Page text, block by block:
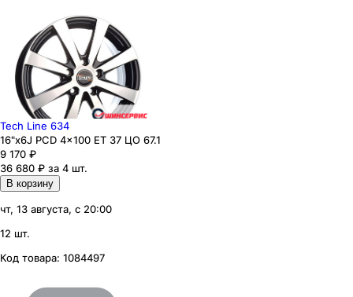
Tech Line 634
16"x6J PCD 4x100 ЕТ 37 ЦО 67.1
9 170 ₽
36 680 ₽ за 4 шт.
В корзину
чт, 13 августа, с 20:00
12 шт.
Код товара: 1084497